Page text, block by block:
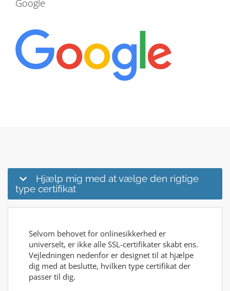
Google
Hjælp mig med at vælge den rigtige
type certifikat
Selvom behovet for onlinesikkerhed er
universelt, er ikke alle SSL-certifikater skabt ens.
Vejledningen nedenfor er designet til at hjælpe
dig med at beslutte, hvilken type certifikat der
passer til dig.